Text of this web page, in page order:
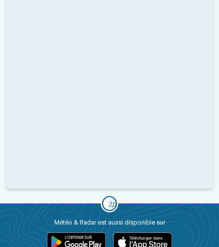
Météo & Radar est aussi disponible sur